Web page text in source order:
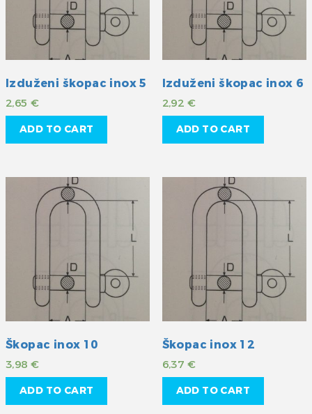
Izduženi škopac inox 5
2,65 €
ADD TO CART
Izduženi škopac inox 6
2,92 €
ADD TO CART
Škopac inox 10
3,98 €
ADD TO CART
Škopac inox 12
6,37 €
ADD TO CART